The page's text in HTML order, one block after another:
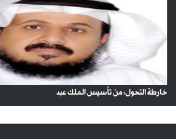
خارطة التحول: من تأسيس الملك عبد